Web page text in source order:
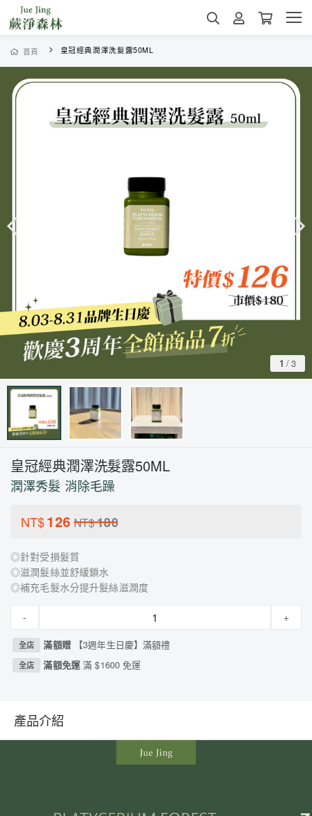
首頁 皇冠經典潤澤洗髮露50ML
1 /3
皇冠經典潤澤洗髮露50ML
潤澤秀髮 消除毛躁
NT$126 NT$180
◎針對受損髮質
◎滋潤髮絲並舒緩鎖水
◎補充毛髮水分提升髮絲滋潤度
- +
全店 滿額贈 【3週年生日慶】滿額禮
全店 滿額免運滿 $1600 免運
產品介紹